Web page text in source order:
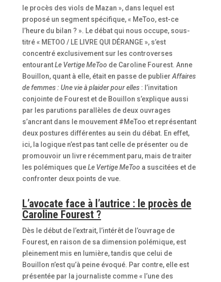
le procès des viols de Mazan », dans lequel est
proposé un segment spécifique, « MeToo, est-ce
l’heure du bilan ? ». Le débat qui nous occupe, sous-
titré « METOO / LE LIVRE QUI DÉRANGE », s’est
concentré exclusivement sur les controverses
entourantLe Vertige MeToo de Caroline Fourest. Anne
Bouillon, quant à elle, était en passe de publier Affaires
de femmes : Une vie à plaider pour elles: l’invitation
conjointe de Fourest et de Bouillon s’explique aussi
par les parutions parallèles de deux ouvrages
s’ancrant dans le mouvement #MeToo et représentant
deux postures différentes au sein du débat. En effet,
ici, la logique n’est pas tant celle de présenter ou de
promouvoir un livre récemment paru, mais de traiter
les polémiques queLe Vertige MeToo a suscitées et de
confronter deux points de vue.
L’avocate face à l’autrice : le procès de
Caroline Fourest ?
Dès le début de l’extrait, l’intérêt de l’ouvrage de
Fourest, en raison de sa dimension polémique, est
pleinement mis en lumière, tandis que celui de
Bouillon n’est qu’à peine évoqué. Par contre, elle est
présentée par la journaliste comme « l’une des